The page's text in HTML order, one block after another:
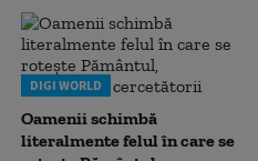
DIGI WORLD
Oamenii schimbă
literalmente felul în care se